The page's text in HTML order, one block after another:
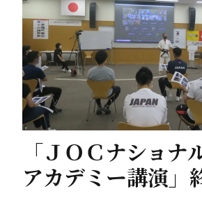
「ＪＯＣナショナ
アカデミー講演」